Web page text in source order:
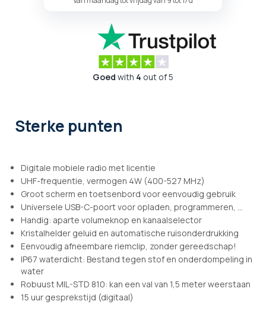
Goed with 4 out of 5
Sterke punten
Digitale mobiele radio met licentie
UHF-frequentie, vermogen 4W (400-527 MHz)
Groot scherm en toetsenbord voor eenvoudig gebruik
Universele USB-C-poort voor opladen, programmeren, ...
Handig: aparte volumeknop en kanaalselector
Kristalhelder geluid en automatische ruisonderdrukking
Eenvoudig afneembare riemclip, zonder gereedschap!
IP67 waterdicht: Bestand tegen stof en onderdompeling in
water
Robuust MIL-STD 810: kan een val van 1,5 meter weerstaan
15 uur gesprekstijd (digitaal)